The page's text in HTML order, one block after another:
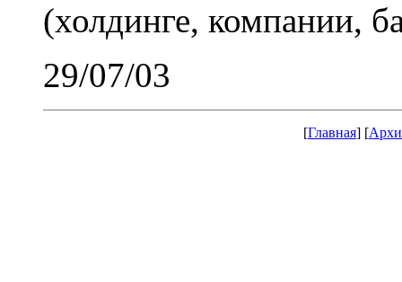
(холдинге, компании,
29/07/03
[Главная] [